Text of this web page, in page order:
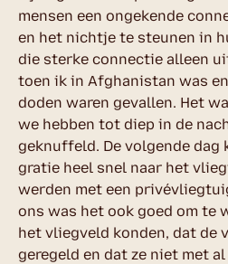
mensen een ongekende
en het nichtje te steunen in
die sterke connectie alleen
toen ik in Afghanistan was
doden waren gevallen. Het
we hebben tot diep in de
geknuffeld. De volgende dag
gratie heel snel naar het
werden met een
ons was het ook goed om te
het vliegveld konden, dat de
geregeld en dat ze niet met